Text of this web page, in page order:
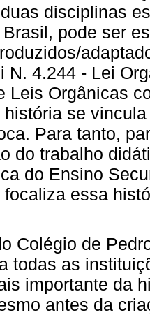
disciplinas
pode ser
N. 4.244 - Lei
Leis Orgânicas
se
Para tanto,
do trabalho
do Ensino
focaliza essa
Colégio de
todas as
importante da
antes da